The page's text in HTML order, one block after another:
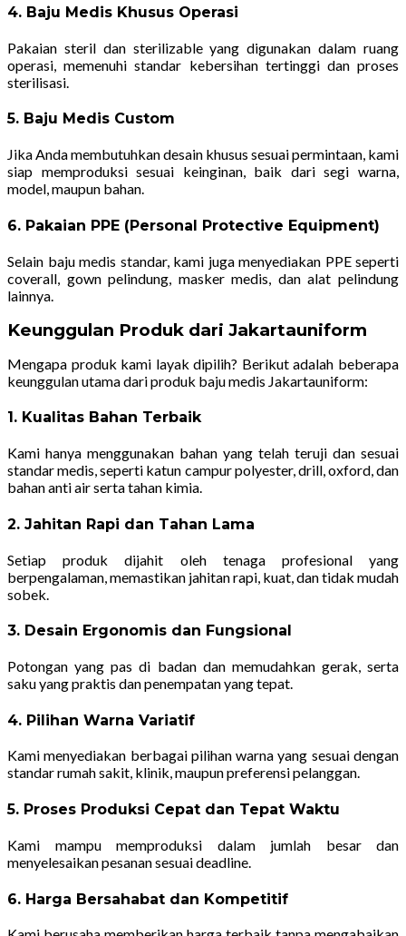
4. Baju Medis Khusus Operasi
Pakaian steril dan sterilizable yang digunakan dalam ruang
operasi, memenuhi standar kebersihan tertinggi dan proses
sterilisasi.
5. Baju Medis Custom
Jika Anda membutuhkan desain khusus sesuai permintaan, kami
siap memproduksi sesuai keinginan, baik dari segi warna,
model, maupun bahan.
6. Pakaian PPE (Personal Protective Equipment)
Selain baju medis standar, kami juga menyediakan PPE seperti
coverall, gown pelindung, masker medis, dan alat pelindung
lainnya.
Keunggulan Produk dari Jakartauniform
Mengapa produk kami layak dipilih? Berikut adalah beberapa
keunggulan utama dari produk baju medis Jakartauniform:
1. Kualitas Bahan Terbaik
Kami hanya menggunakan bahan yang telah teruji dan sesuai
standar medis, seperti katun campur polyester, drill, oxford, dan
bahan anti air serta tahan kimia.
2. Jahitan Rapi dan Tahan Lama
Setiap produk dijahit oleh tenaga profesional yang
berpengalaman, memastikan jahitan rapi, kuat, dan tidak mudah
sobek.
3. Desain Ergonomis dan Fungsional
Potongan yang pas di badan dan memudahkan gerak, serta
saku yang praktis dan penempatan yang tepat.
4. Pilihan Warna Variatif
Kami menyediakan berbagai pilihan warna yang sesuai dengan
standar rumah sakit, klinik, maupun preferensi pelanggan.
5. Proses Produksi Cepat dan Tepat Waktu
Kami mampu memproduksi dalam jumlah besar dan
menyelesaikan pesanan sesuai deadline.
6. Harga Bersahabat dan Kompetitif